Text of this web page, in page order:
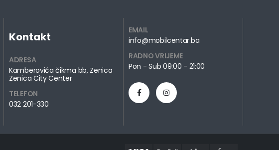
Kontakt
ADRESA
Kamberovića čikma bb, Zenica
Zenica City Center
TELEFON
032 201-330
EMAIL
info@mobilcentar.ba
RADNO VRIJEME
Pon - Sub 09:00 - 21:00